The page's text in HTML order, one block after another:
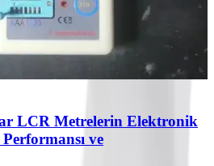
LCR Metrelerin Elektronik
ve